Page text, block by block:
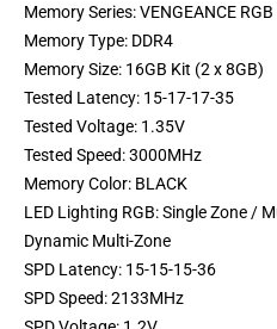
Memory Series: VENGEANCE RGB
Memory Type: DDR4
Memory Size: 16GB Kit (2 x 8GB)
Tested Latency: 15-17-17-35
Tested Voltage: 1.35V
Tested Speed: 3000MHz
Memory Color: BLACK
LED Lighting RGB: Single Zone /
Dynamic Multi-Zone
SPD Latency: 15-15-15-36
SPD Speed: 2133MHz